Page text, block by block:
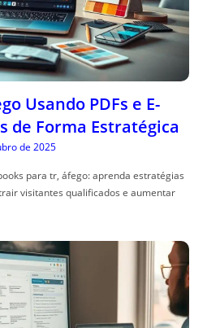
visitantes qualificados e aumentar
Arquitetura de
Para Rankings
de 2025